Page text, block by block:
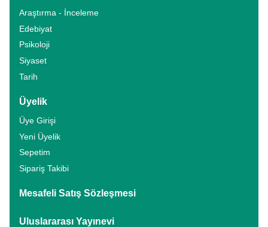
Araştırma - İnceleme
Edebiyat
Psikoloji
Siyaset
Tarih
Üyelik
Üye Girişi
Yeni Üyelik
Sepetim
Sipariş Takibi
Mesafeli Satış Sözleşmesi
Uluslararası Yayınevi